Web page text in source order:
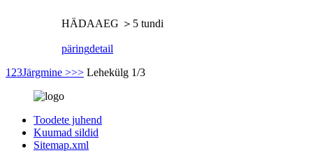
HÄDAAEG ＞5 tundi
päringdetail
1 23Järgmine >>> Lehekülg 1/3
Toodete juhend
Kuumad sildid
Sitemap.xml